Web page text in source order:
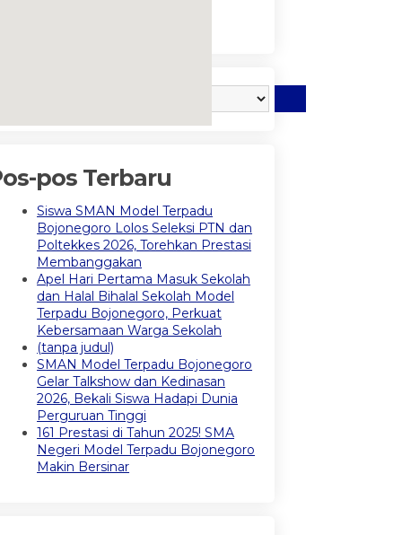
pos Terbaru
Siswa SMAN Model Terpadu
Bojonegoro Lolos Seleksi PTN dan
Poltekkes 2026, Torehkan Prestasi
Membanggakan
Apel Hari Pertama Masuk Sekolah
dan Halal Bihalal Sekolah Model
Terpadu Bojonegoro, Perkuat
Kebersamaan Warga Sekolah
(tanpa judul)
SMAN Model Terpadu Bojonegoro
Gelar Talkshow dan Kedinasan
2026, Bekali Siswa Hadapi Dunia
Perguruan Tinggi
161 Prestasi di Tahun 2025! SMA
Negeri Model Terpadu Bojonegoro
Makin Bersinar